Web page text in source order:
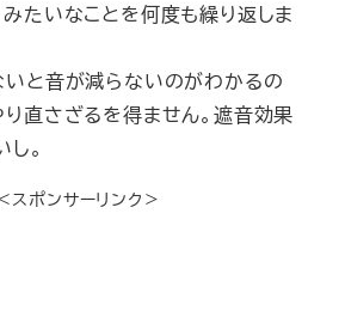
たいなことを何度も繰り返しま
いと音が減らないのがわかるの
直さざるを得ません。遮音効果
。
スポンサーリンク＞